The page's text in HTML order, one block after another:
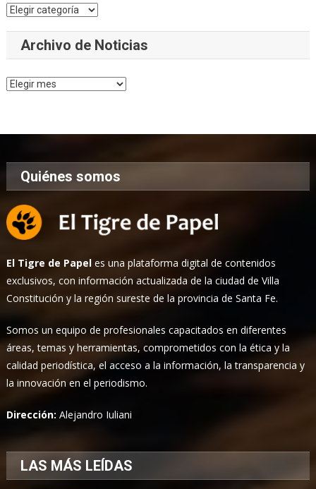
Categorías
Archivo de Noticias
Archivo
Quiénes somos
El Tigre de Papel es una plataforma digital de contenidos
exclusivos, con información actualizada de la ciudad de Villa
Constitución y la región sureste de la provincia de Santa Fe.
Somos un equipo de profesionales capacitados en diferentes
áreas, temas y herramientas, comprometidos con la ética y la
calidad periodística, el acceso a la información, la transparencia y
la innovación en el periodismo.
Dirección:Alejandro Iuliani
LAS MÁS LEÍDAS